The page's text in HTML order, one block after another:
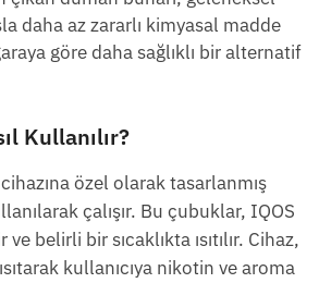
daha az zararlı kimyasal madde
göre daha sağlıklı bir alternatif
Kullanılır?
özel olarak tasarlanmış
çalışır. Bu çubuklar, IQOS
belirli bir sıcaklıkta ısıtılır. Cihaz,
kullanıcıya nikotin ve aroma